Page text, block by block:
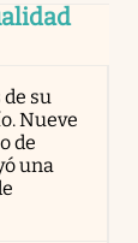
su
Nueve
de
una